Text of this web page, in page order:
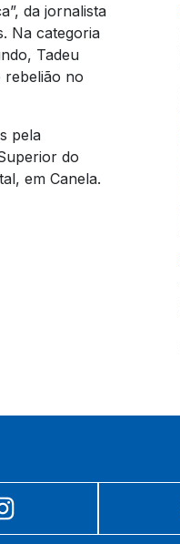
da jornalista
Na categoria
Tadeu
rebelião no
pela
do
em Canela.